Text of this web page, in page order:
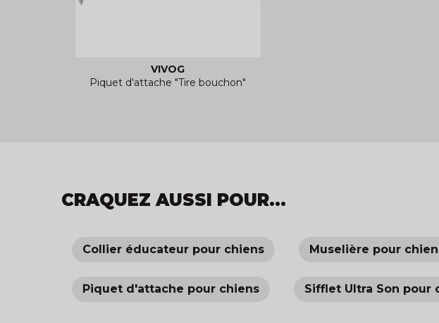
VIVOG
Piquet d'attache "Tire bouchon"
CRAQUEZ AUSSI POUR...
Collier éducateur pour chiens Muselière pour
Piquet d'attache pour chiens Sifflet Ultra Son pour